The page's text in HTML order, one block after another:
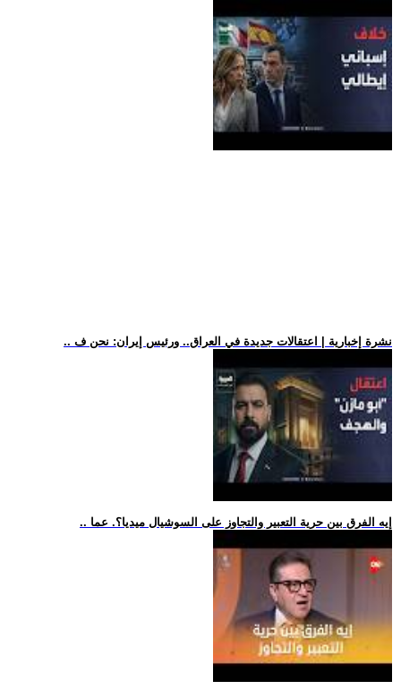
.. نشرة إخبارية | اعتقالات جديدة في العراق.. ورئيس إيران: نحن ف
.. إيه الفرق بين حرية التعبير والتجاوز على السوشيال ميديا؟. عما